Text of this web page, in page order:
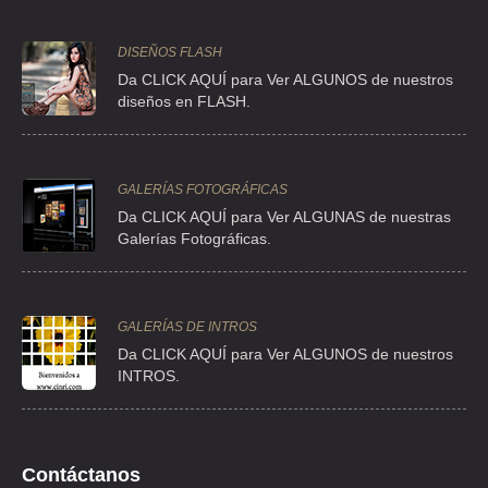
TEL:(55)5576-6622
DISEÑOS FLASH
Da CLICK AQUÍ para Ver ALGUNOS de nuestros
diseños en FLASH.
GALERÍAS FOTOGRÁFICAS
Da CLICK AQUÍ para Ver ALGUNAS de nuestras
Galerías Fotográficas.
GALERÍAS DE INTROS
Da CLICK AQUÍ para Ver ALGUNOS de nuestros
INTROS.
Contáctanos